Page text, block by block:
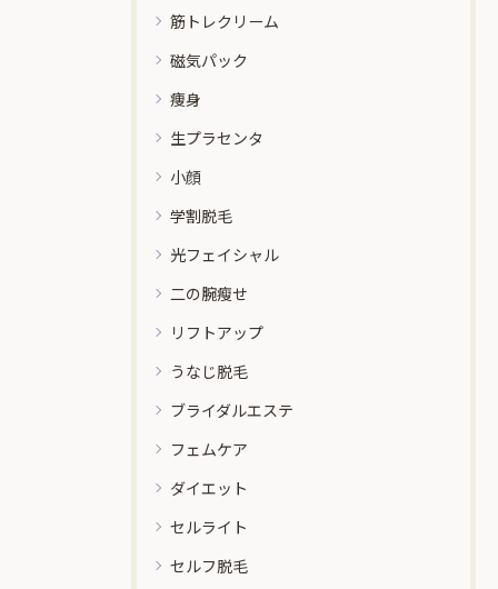
筋トレクリーム
磁気パック
痩身
生プラセンタ
小顔
学割脱毛
光フェイシャル
二の腕瘦せ
リフトアップ
うなじ脱毛
ブライダルエステ
フェムケア
ダイエット
セルライト
セルフ脱毛